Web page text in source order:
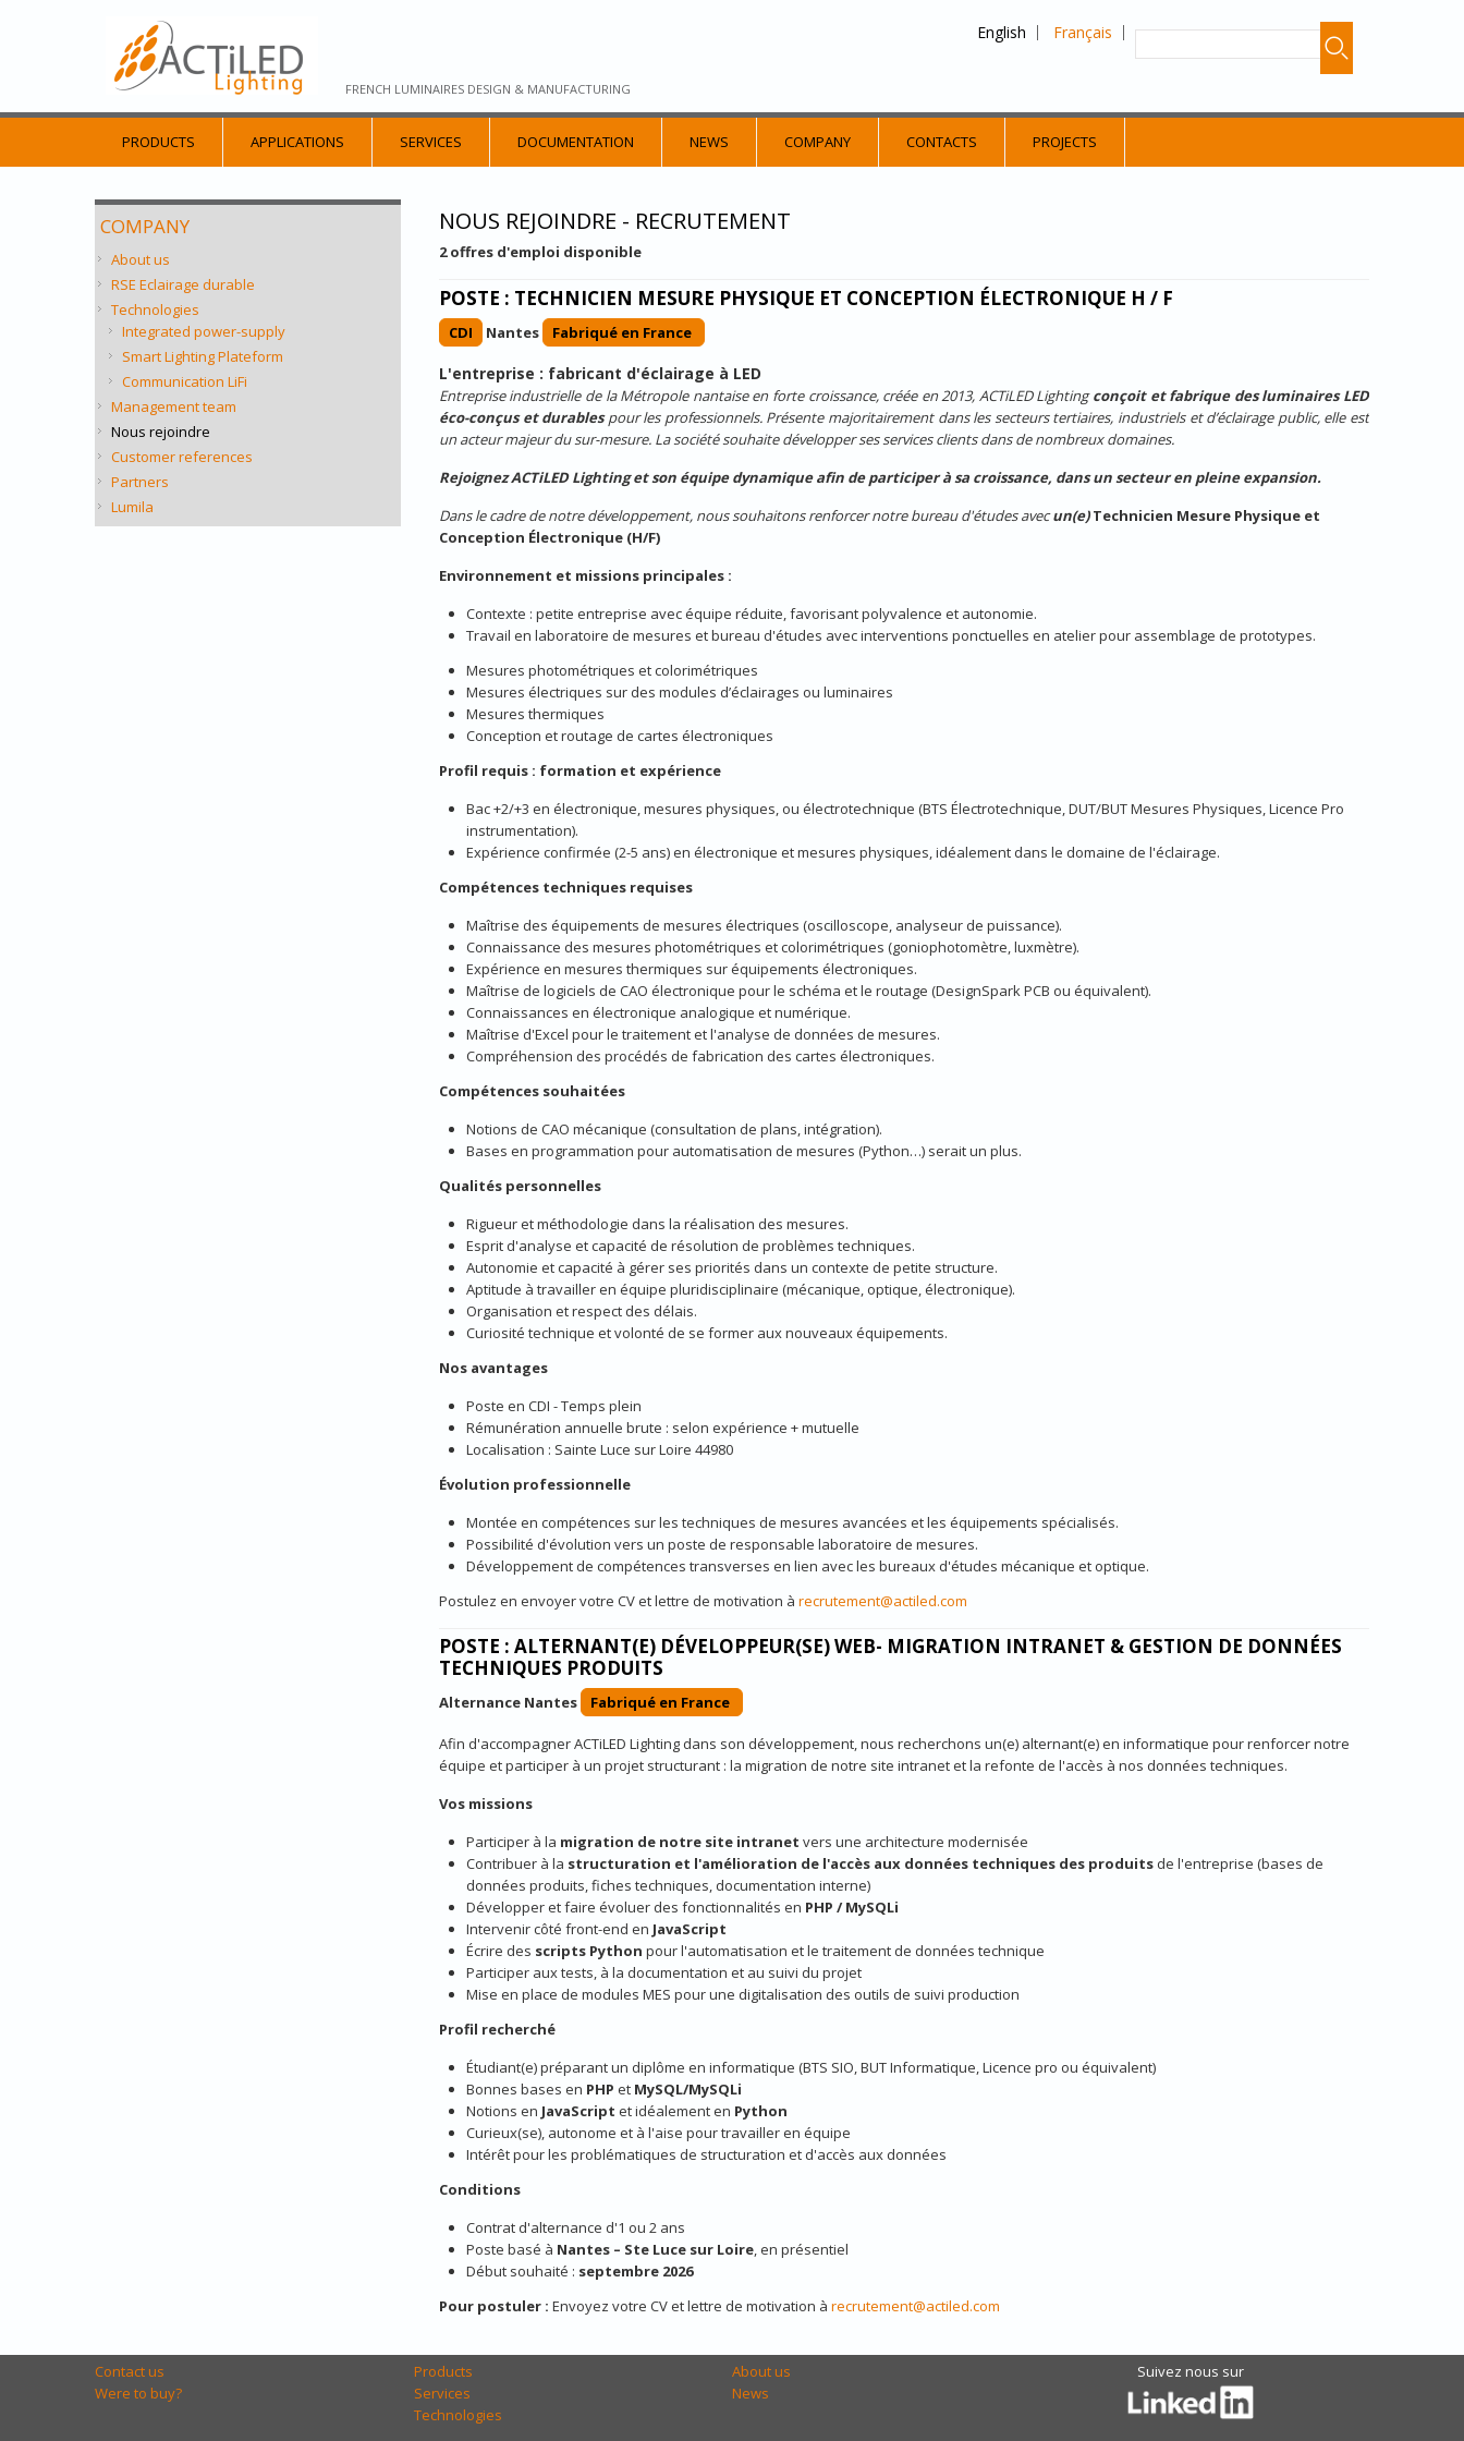
FRENCH LUMINAIRES DESIGN & MANUFACTURING
English Français
PRODUCTS APPLICATIONS SERVICES DOCUMENTATION NEWS COMPANY CONTACTS PROJECTS
NOUS REJOINDRE - RECRUTEMENT
2 offres d'emploi disponible
POSTE : TECHNICIEN MESURE PHYSIQUE ET CONCEPTION ÉLECTRONIQUE H / F
CDI Nantes Fabriqué en France
L'entreprise : fabricant d'éclairage à LED
Entreprise industrielle de la Métropole nantaise en forte croissance, créée en 2013, ACTiLED Lightingconçoit et fabrique des luminaires LED
éco-conçus et durablespour les professionnels. Présente majoritairement dans les secteurs tertiaires, industriels et d’éclairage public, elle est
un acteur majeur du sur-mesure. La société souhaite développer ses services clients dans de nombreux domaines.
Rejoignez ACTiLED Lighting et son équipe dynamique afin de participer à sa croissance, dans un secteur en pleine expansion.
Dans le cadre de notre développement, nous souhaitons renforcer notre bureau d'études avec un(e)Technicien Mesure Physique et
Conception Électronique (H/F)
Environnement et missions principales :
Contexte : petite entreprise avec équipe réduite, favorisant polyvalence et autonomie.
Travail en laboratoire de mesures et bureau d'études avec interventions ponctuelles en atelier pour assemblage de prototypes.
Mesures photométriques et colorimétriques
Mesures électriques sur des modules d’éclairages ou luminaires
Mesures thermiques
Conception et routage de cartes électroniques
Profil requis : formation et expérience
Bac +2/+3 en électronique, mesures physiques, ou électrotechnique (BTS Électrotechnique, DUT/BUT Mesures Physiques, Licence Pro
instrumentation).
Expérience confirmée (2-5 ans) en électronique et mesures physiques, idéalement dans le domaine de l'éclairage.
Compétences techniques requises
Maîtrise des équipements de mesures électriques (oscilloscope, analyseur de puissance).
Connaissance des mesures photométriques et colorimétriques (goniophotomètre, luxmètre).
Expérience en mesures thermiques sur équipements électroniques.
Maîtrise de logiciels de CAO électronique pour le schéma et le routage (DesignSpark PCB ou équivalent).
Connaissances en électronique analogique et numérique.
Maîtrise d'Excel pour le traitement et l'analyse de données de mesures.
Compréhension des procédés de fabrication des cartes électroniques.
Compétences souhaitées
Notions de CAO mécanique (consultation de plans, intégration).
Bases en programmation pour automatisation de mesures (Python…) serait un plus.
Qualités personnelles
Rigueur et méthodologie dans la réalisation des mesures.
Esprit d'analyse et capacité de résolution de problèmes techniques.
Autonomie et capacité à gérer ses priorités dans un contexte de petite structure.
Aptitude à travailler en équipe pluridisciplinaire (mécanique, optique, électronique).
Organisation et respect des délais.
Curiosité technique et volonté de se former aux nouveaux équipements.
Nos avantages
Poste en CDI - Temps plein
Rémunération annuelle brute : selon expérience + mutuelle
Localisation : Sainte Luce sur Loire 44980
Évolution professionnelle
Montée en compétences sur les techniques de mesures avancées et les équipements spécialisés.
Possibilité d'évolution vers un poste de responsable laboratoire de mesures.
Développement de compétences transverses en lien avec les bureaux d'études mécanique et optique.
Postulez en envoyer votre CV et lettre de motivation à recrutement@actiled.com
POSTE : ALTERNANT(E) DÉVELOPPEUR(SE) WEB- MIGRATION INTRANET & GESTION DE DONNÉES
TECHNIQUES PRODUITS
Alternance Nantes Fabriqué en France
Afin d'accompagner ACTiLED Lighting dans son développement, nous recherchons un(e) alternant(e) en informatique pour renforcer notre
équipe et participer à un projet structurant : la migration de notre site intranet et la refonte de l'accès à nos données techniques.
Vos missions
Participer à la migration de notre site intranet vers une architecture modernisée
Contribuer à la structuration et l'amélioration de l'accès aux données techniques des produitsde l'entreprise (bases de
données produits, fiches techniques, documentation interne)
Développer et faire évoluer des fonctionnalités en PHP / MySQLi
Intervenir côté front-end en JavaScript
Écrire des scripts Python pour l'automatisation et le traitement de données technique
Participer aux tests, à la documentation et au suivi du projet
Mise en place de modules MES pour une digitalisation des outils de suivi production
Profil recherché
Étudiant(e) préparant un diplôme en informatique (BTS SIO, BUT Informatique, Licence pro ou équivalent)
Bonnes bases en PHP et MySQL/MySQLi
Notions en JavaScript et idéalement en Python
Curieux(se), autonome et à l'aise pour travailler en équipe
Intérêt pour les problématiques de structuration et d'accès aux données
Conditions
Contrat d'alternance d'1 ou 2 ans
Poste basé à Nantes – Ste Luce sur Loire, en présentiel
Début souhaité : septembre 2026
Pour postuler : Envoyez votre CV et lettre de motivation à recrutement@actiled.com
COMPANY
About us
RSE Eclairage durable
Technologies
Integrated power-supply
Smart Lighting Plateform
Communication LiFi
Management team
Nous rejoindre
Customer references
Partners
Lumila
Contact us
Were to buy?
Products
Services
Technologies
About us
News
Suivez nous sur